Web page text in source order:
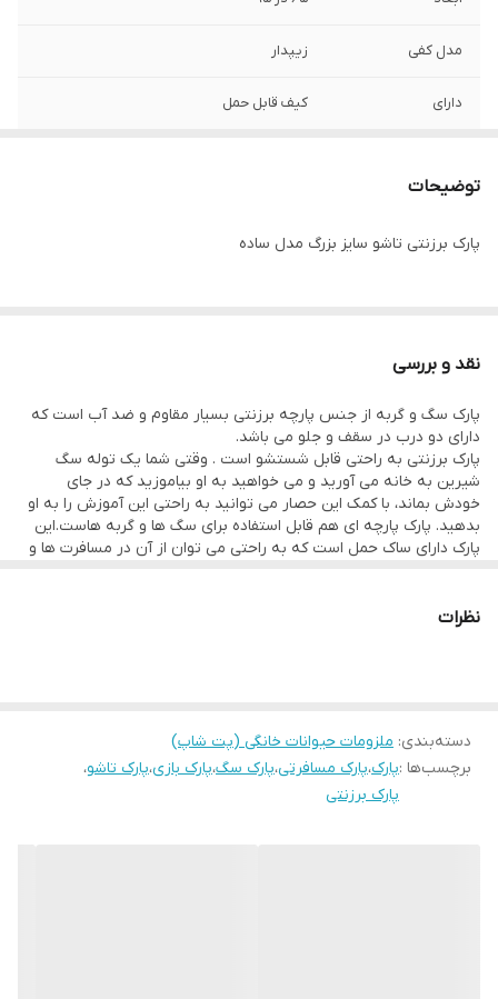
مدل کفی زیپدار
دارای کیف قابل حمل
توضیحات
پارک برزنتی تاشو سایز بزرگ مدل ساده
نقد و بررسی
پارک سگ و گربه از جنس پارچه برزنتی بسیار مقاوم و ضد آب است که
دارای دو درب در سقف و جلو می باشد.
پارک برزنتی به راحتی قابل شستشو است . وقتی شما یک توله سگ
شیرین به خانه می آورید و می خواهید به او بیاموزید که در جای
خودش بماند، با کمک این حصار می توانید به راحتی این آموزش را به او
بدهید. پارک پارچه ای هم قابل استفاده برای سگ ها و گربه هاست.این
پارک دارای ساک حمل است که به راحتی می توان از آن در مسافرت ها و
نظرات
دسته‌بندی: ملزومات حیوانات خانگی (پت شاپ)
برچسب‌ها :پارک،پارک مسافرتی،پارک سگ،پارک بازی،پارک تاشو،
پارک برزنتی